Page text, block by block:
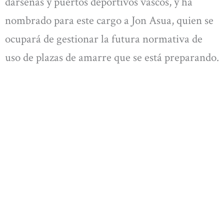
nombrado para este cargo a Jon Asua, quien se
ocupará de gestionar la futura normativa de
uso de plazas de amarre que se está preparando.